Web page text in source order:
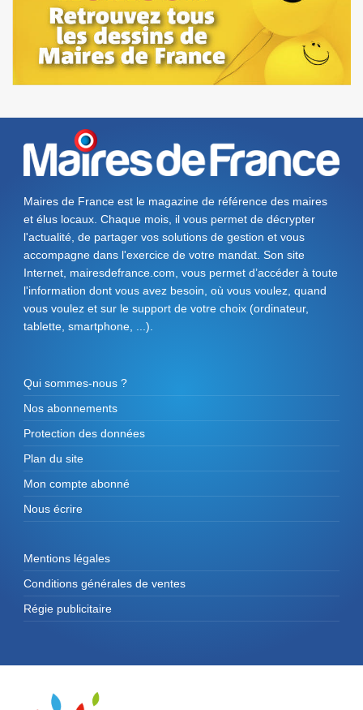
Maires de France est le magazine de référence des maires
et élus locaux. Chaque mois, il vous permet de décrypter
l'actualité, de partager vos solutions de gestion et vous
accompagne dans l'exercice de votre mandat. Son site
Internet, mairesdefrance.com, vous permet d’accéder à toute
l'information dont vous avez besoin, où vous voulez, quand
vous voulez et sur le support de votre choix (ordinateur,
tablette, smartphone, ...).
Qui sommes-nous ?
Nos abonnements
Protection des données
Plan du site
Mon compte abonné
Nous écrire
Mentions légales
Conditions générales de ventes
Régie publicitaire